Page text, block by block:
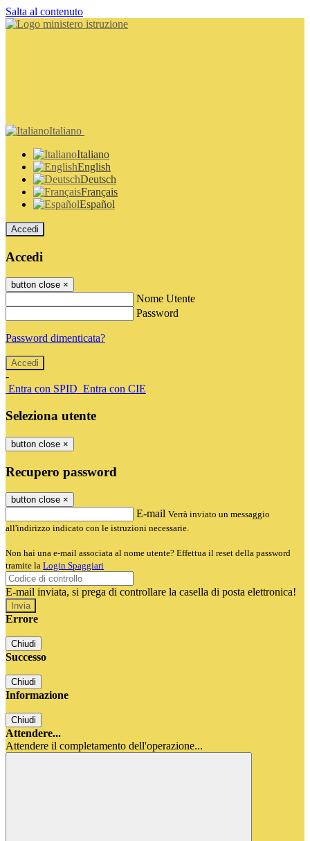
Salta al contenuto
Italiano
Italiano
English
Deutsch
Français
Español
Accedi
Accedi
button close ×
Nome Utente
Password
Password dimenticata?
-
Entra con SPID Entra con CIE
Seleziona utente
button close ×
Recupero password
button close ×
E-mail Verrà inviato un messaggio
all'indirizzo indicato con le istruzioni necessarie.
Non hai una e-mail associata al nome utente? Effettua il reset della password
tramite la Login Spaggiari
E-mail inviata, si prega di controllare la casella di posta elettronica!
Errore
Chiudi
Successo
Chiudi
Informazione
Chiudi
Attendere...
Attendere il completamento dell'operazione...